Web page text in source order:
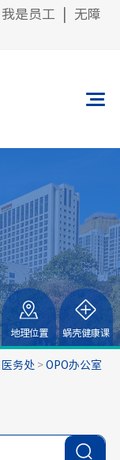
我是员工
无障
地理位置 蜗壳健康课
医务处 > OPO办公室